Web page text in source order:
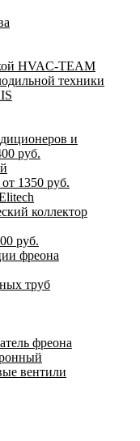
HVAC-TEAM
техники
и
руб.
1350 руб.
коллектор
руб.
фреона
труб
фреона
вентили